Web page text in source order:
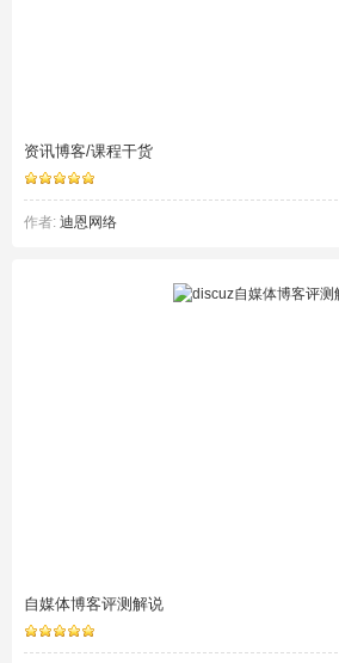
资讯博客/课程干货
作者: 迪恩网络
自媒体博客评测解说